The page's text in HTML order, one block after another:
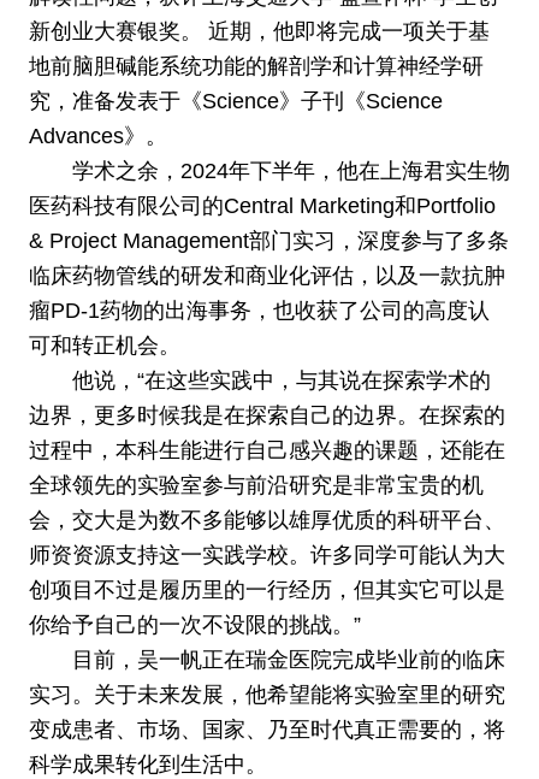
新创业大赛银奖。 近期，他即将完成一项关于基
地前脑胆碱能系统功能的解剖学和计算神经学研
究，准备发表于《Science》子刊《Science
Advances》。
学术之余，2024年下半年，他在上海君实生物
医药科技有限公司的Central Marketing和Portfolio
& Project Management部门实习，深度参与了多条
临床药物管线的研发和商业化评估，以及一款抗肿
瘤PD-1药物的出海事务，也收获了公司的高度认
可和转正机会。
他说，“在这些实践中，与其说在探索学术的
边界，更多时候我是在探索自己的边界。在探索的
过程中，本科生能进行自己感兴趣的课题，还能在
全球领先的实验室参与前沿研究是非常宝贵的机
会，交大是为数不多能够以雄厚优质的科研平台、
师资资源支持这一实践学校。许多同学可能认为大
创项目不过是履历里的一行经历，但其实它可以是
你给予自己的一次不设限的挑战。”
目前，吴一帆正在瑞金医院完成毕业前的临床
实习。关于未来发展，他希望能将实验室里的研究
变成患者、市场、国家、乃至时代真正需要的，将
科学成果转化到生活中。